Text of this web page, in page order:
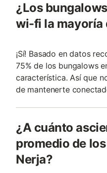
¿Los
wi-fi la mayoría
¡Sí! Basado en datos
75% de los bungalows
característica. Así que
de mantenerte
¿A cuánto
promedio de
Nerja?